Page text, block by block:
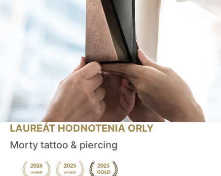
LAUREÁT HODNOTENIA ORLY
Morty tattoo & piercing